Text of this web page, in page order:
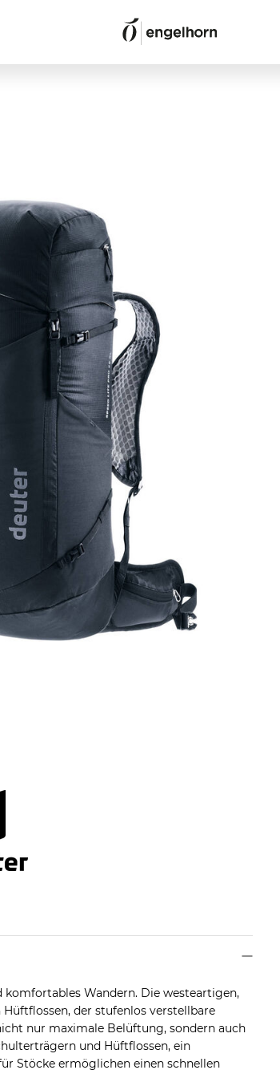
komfortables Wandern. Die westeartigen,
der stufenlos verstellbare
nur maximale Belüftung, sondern auch
und Hüftflossen, ein
Stöcke ermöglichen einen schnellen